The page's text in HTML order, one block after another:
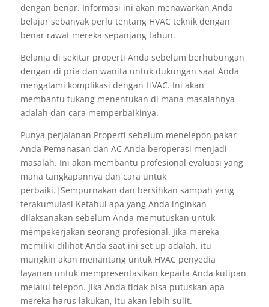
dengan benar. Informasi ini akan menawarkan Anda
belajar sebanyak perlu tentang HVAC teknik dengan
benar rawat mereka sepanjang tahun.
Belanja di sekitar properti Anda sebelum berhubungan
dengan di pria dan wanita untuk dukungan saat Anda
mengalami komplikasi dengan HVAC. Ini akan
membantu tukang menentukan di mana masalahnya
adalah dan cara memperbaikinya.
Punya perjalanan Properti sebelum menelepon pakar
Anda Pemanasan dan AC Anda beroperasi menjadi
masalah. Ini akan membantu profesional evaluasi yang
mana tangkapannya dan cara untuk
perbaiki.|Sempurnakan dan bersihkan sampah yang
terakumulasi Ketahui apa yang Anda inginkan
dilaksanakan sebelum Anda memutuskan untuk
mempekerjakan seorang profesional. Jika mereka
memiliki dilihat Anda saat ini set up adalah, itu
mungkin akan menantang untuk HVAC penyedia
layanan untuk mempresentasikan kepada Anda kutipan
melalui telepon. Jika Anda tidak bisa putuskan apa
mereka harus lakukan, itu akan lebih sulit.